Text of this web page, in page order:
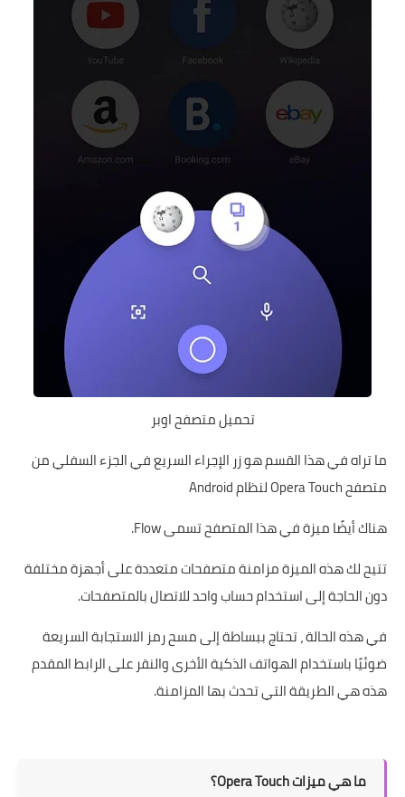
تحميل متصفح اوبر
ما تراه في هذا القسم هو زر الإجراء السريع في الجزء السفلي من
متصفح Opera Touch لنظام Android
هناك أيضًا ميزة في هذا المتصفح تسمى Flow.
تتيح لك هذه الميزة مزامنة متصفحات متعددة على أجهزة مختلفة
دون الحاجة إلى استخدام حساب واحد للاتصال بالمتصفحات.
في هذه الحالة ، تحتاج ببساطة إلى مسح رمز الاستجابة السريعة
ضوئيًا باستخدام الهواتف الذكية الأخرى والنقر على الرابط المقدم
هذه هي الطريقة التي تحدث بها المزامنة.
ما هي ميزات Opera Touch؟